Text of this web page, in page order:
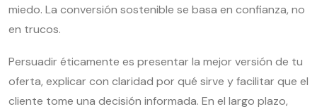
miedo. La conversión sostenible se basa en confianza, no
en trucos.
Persuadir éticamente es presentar la mejor versión de tu
oferta, explicar con claridad por qué sirve y facilitar que el
cliente tome una decisión informada. En el largo plazo,